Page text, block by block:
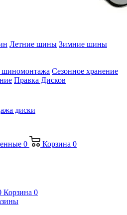
Летние шины Зимние шины
шиномонтажа Сезонное хранение
Правка Дисков
диски
0 Корзина 0
Корзина 0